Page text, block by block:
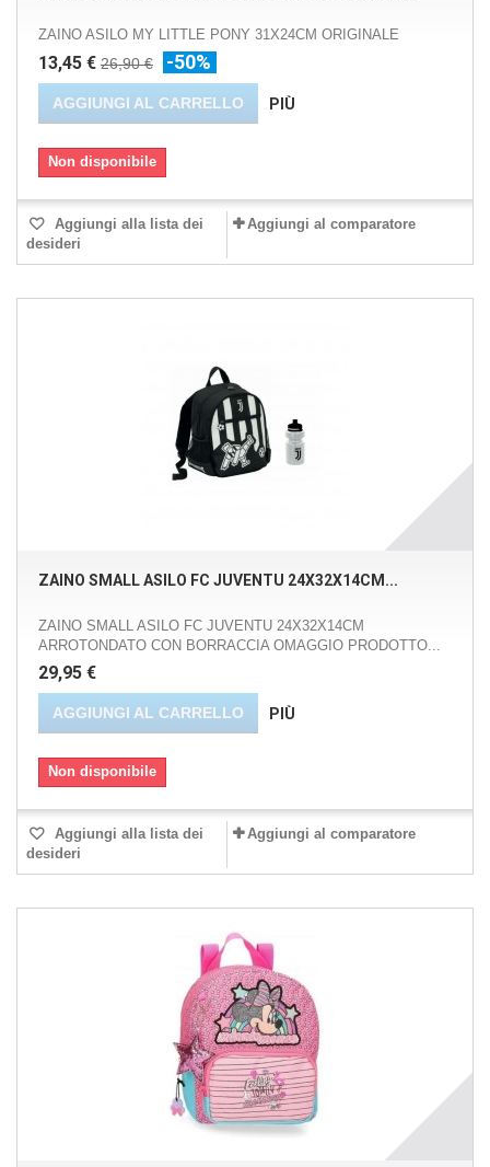
ZAINO ASILO MY LITTLE PONY 31X24CM ORIGINALE
13,45 € 26,90 € -50%
AGGIUNGI AL CARRELLO PIÙ
Non disponibile
Aggiungi alla lista dei
desideri
Aggiungi al comparatore
ZAINO SMALL ASILO FC JUVENTU 24X32X14CM...
ZAINO SMALL ASILO FC JUVENTU 24X32X14CM
ARROTONDATO CON BORRACCIA OMAGGIO PRODOTTO...
29,95 €
AGGIUNGI AL CARRELLO PIÙ
Non disponibile
Aggiungi alla lista dei
desideri
Aggiungi al comparatore